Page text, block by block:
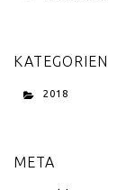
KATEGORIEN
2018
META